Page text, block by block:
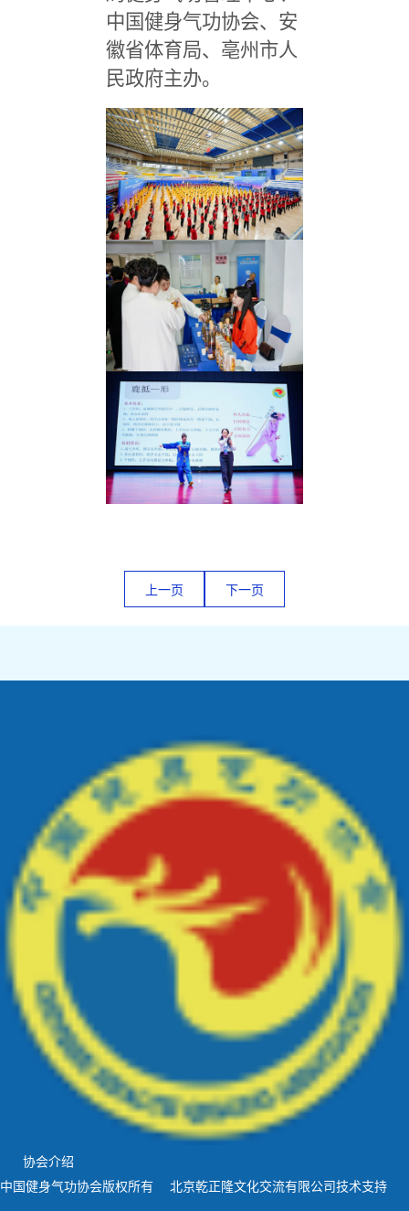
中国健身气功协会、安
徽省体育局、亳州市人
民政府主办。
上一页 下一页
协会介绍
中国健身气功协会版权所有 北京乾正隆文化交流有限公司技术支持